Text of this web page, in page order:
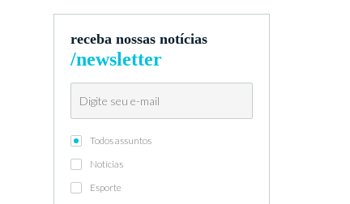
receba nossas notícias
/newsletter
Todos assuntos
Notícias
Esporte